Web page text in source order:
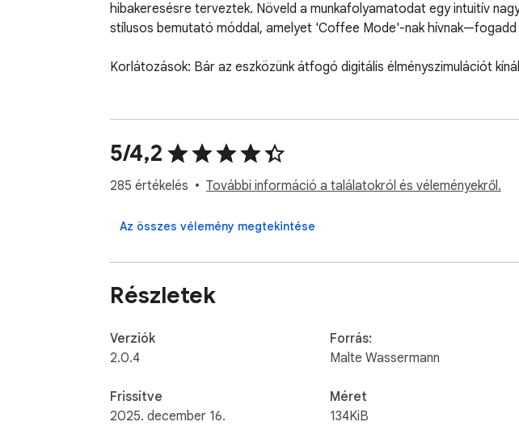
hibakeresésre terveztek. Növeld a munkafolyamatodat egy intuitív
stílusos bemutató móddal, amelyet 'Coffee Mode'-nak
Korlátozások: Bár az eszközünk átfogó digitális élményszimulációt
5/4,2
285 értékelés További információ a találatokról és véleményekről.
Az összes vélemény megtekintése
Részletek
Verziók
2.0.4
Frissítve
2025. december 16.
Forrás:
Malte Wassermann
Méret
134KiB